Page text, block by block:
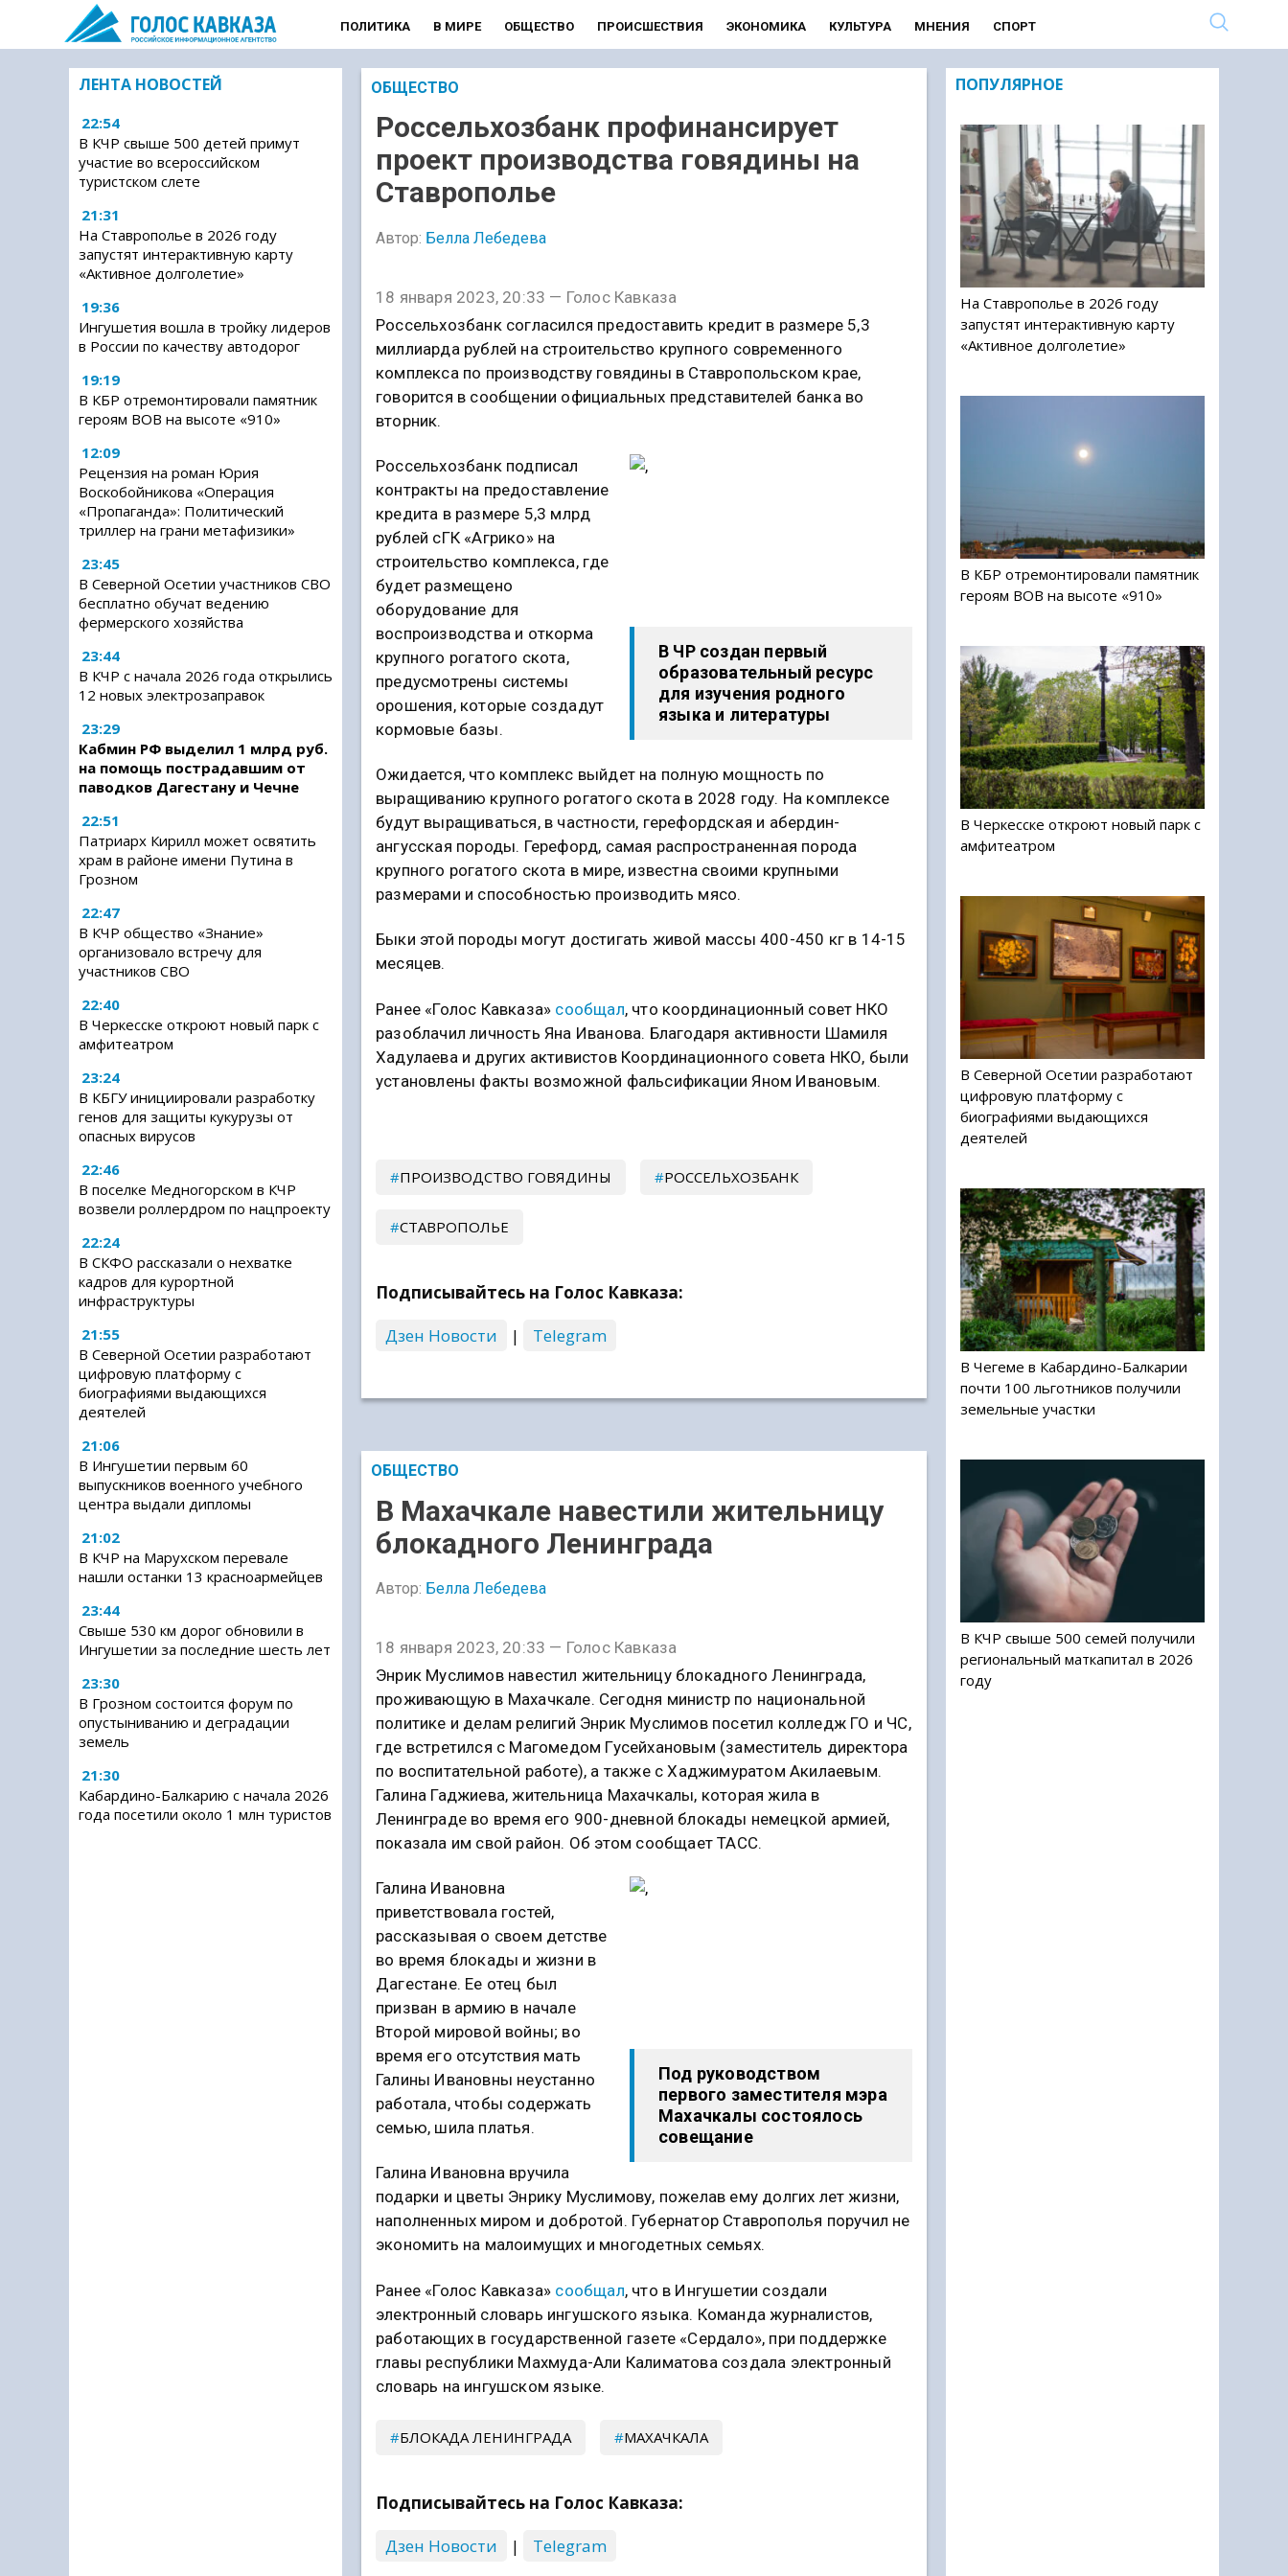
ПОЛИТИКА В МИРЕ ОБЩЕСТВО ПРОИСШЕСТВИЯ ЭКОНОМИКА КУЛЬТУРА МНЕНИЯ СПОРТ
ЛЕНТА НОВОСТЕЙ
22:54
В КЧР свыше 500 детей примут
участие во всероссийском
туристском слете
21:31
На Ставрополье в 2026 году
запустят интерактивную карту
«Активное долголетие»
19:36
Ингушетия вошла в тройку лидеров
в России по качеству автодорог
19:19
В КБР отремонтировали памятник
героям ВОВ на высоте «910»
12:09
Рецензия на роман Юрия
Воскобойникова «Операция
«Пропаганда»: Политический
триллер на грани метафизики»
23:45
В Северной Осетии участников СВО
бесплатно обучат ведению
фермерского хозяйства
23:44
В КЧР с начала 2026 года открылись
12 новых электрозаправок
23:29
Кабмин РФ выделил 1 млрд руб.
на помощь пострадавшим от
паводков Дагестану и Чечне
22:51
Патриарх Кирилл может освятить
храм в районе имени Путина в
Грозном
22:47
В КЧР общество «Знание»
организовало встречу для
участников СВО
22:40
В Черкесске откроют новый парк с
амфитеатром
23:24
В КБГУ инициировали разработку
генов для защиты кукурузы от
опасных вирусов
22:46
В поселке Медногорском в КЧР
возвели роллердром по нацпроекту
22:24
В СКФО рассказали о нехватке
кадров для курортной
инфраструктуры
21:55
В Северной Осетии разработают
цифровую платформу с
биографиями выдающихся
деятелей
21:06
В Ингушетии первым 60
выпускников военного учебного
центра выдали дипломы
21:02
В КЧР на Марухском перевале
нашли останки 13 красноармейцев
23:44
Свыше 530 км дорог обновили в
Ингушетии за последние шесть лет
23:30
В Грозном состоится форум по
опустыниванию и деградации
земель
21:30
Кабардино-Балкарию с начала 2026
года посетили около 1 млн туристов
ОБЩЕСТВО
Россельхозбанк профинансирует
проект производства говядины на
Ставрополье
Автор: Белла Лебедева
18 января 2023, 20:33 — Голос Кавказа
Россельхозбанк согласился предоставить кредит в размере 5,3
миллиарда рублей на строительство крупного современного
комплекса по производству говядины в Ставропольском крае,
говорится в сообщении официальных представителей банка во
вторник.
В ЧР создан первый
образовательный ресурс
для изучения родного
языка и литературы
Россельхозбанк подписал
контракты на предоставление
кредита в размере 5,3 млрд
рублей сГК «Агрико» на
строительство комплекса, где
будет размещено
оборудование для
воспроизводства и откорма
крупного рогатого скота,
предусмотрены системы
орошения, которые создадут
кормовые базы.
Ожидается, что комплекс выйдет на полную мощность по
выращиванию крупного рогатого скота в 2028 году. На комплексе
будут выращиваться, в частности, герефордская и абердин-
ангусская породы. Герефорд, самая распространенная порода
крупного рогатого скота в мире, известна своими крупными
размерами и способностью производить мясо.
Быки этой породы могут достигать живой массы 400-450 кг в 14-15
месяцев.
Ранее «Голос Кавказа» сообщал, что координационный совет НКО
разоблачил личность Яна Иванова. Благодаря активности Шамиля
Хадулаева и других активистов Координационного совета НКО, были
установлены факты возможной фальсификации Яном Ивановым.
ПРОИЗВОДСТВО ГОВЯДИНЫ РОССЕЛЬХОЗБАНК
СТАВРОПОЛЬЕ
Подписывайтесь на Голос Кавказа:
Дзен Новости
| Telegram
ОБЩЕСТВО
В Махачкале навестили жительницу
блокадного Ленинграда
Автор: Белла Лебедева
18 января 2023, 20:33 — Голос Кавказа
Энрик Муслимов навестил жительницу блокадного Ленинграда,
проживающую в Махачкале. Сегодня министр по национальной
политике и делам религий Энрик Муслимов посетил колледж ГО и ЧС,
где встретился с Магомедом Гусейхановым (заместитель директора
по воспитательной работе), а также с Хаджимуратом Акилаевым.
Галина Гаджиева, жительница Махачкалы, которая жила в
Ленинграде во время его 900-дневной блокады немецкой армией,
показала им свой район. Об этом сообщает ТАСС.
Под руководством
первого заместителя мэра
Махачкалы состоялось
совещание
Галина Ивановна
приветствовала гостей,
рассказывая о своем детстве
во время блокады и жизни в
Дагестане. Ее отец был
призван в армию в начале
Второй мировой войны; во
время его отсутствия мать
Галины Ивановны неустанно
работала, чтобы содержать
семью, шила платья.
Галина Ивановна вручила
подарки и цветы Энрику Муслимову, пожелав ему долгих лет жизни,
наполненных миром и добротой. Губернатор Ставрополья поручил не
экономить на малоимущих и многодетных семьях.
Ранее «Голос Кавказа» сообщал, что в Ингушетии создали
электронный словарь ингушского языка. Команда журналистов,
работающих в государственной газете «Сердало», при поддержке
главы республики Махмуда-Али Калиматова создала электронный
словарь на ингушском языке.
БЛОКАДА ЛЕНИНГРАДА МАХАЧКАЛА
Подписывайтесь на Голос Кавказа:
Дзен Новости
| Telegram
ПОПУЛЯРНОЕ
На Ставрополье в 2026 году
запустят интерактивную карту
«Активное долголетие»
В КБР отремонтировали памятник
героям ВОВ на высоте «910»
В Черкесске откроют новый парк с
амфитеатром
В Северной Осетии разработают
цифровую платформу с
биографиями выдающихся
деятелей
В Чегеме в Кабардино-Балкарии
почти 100 льготников получили
земельные участки
В КЧР свыше 500 семей получили
региональный маткапитал в 2026
году